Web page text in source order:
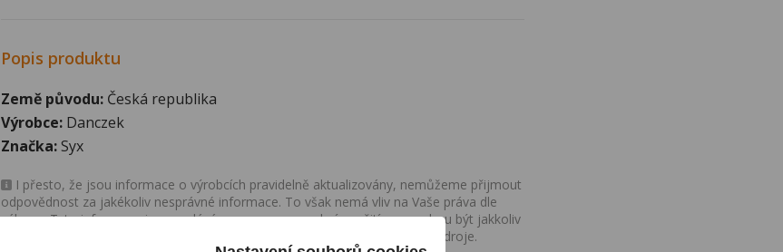
Popis produktu
Země původu: Česká republika
Výrobce: Danczek
Značka:Syx
I přesto, že jsou informace o výrobcích pravidelně aktualizovány, nemůžeme přijmout
odpovědnost za jakékoliv nesprávné informace. To však nemá vliv na Vaše práva dle
zákona. Tyto informace jsou podávány pouze pro osobní použití a nemohou být jakkoliv
kopírovány bez předchozího souhlasu DonPealo ani bez řádného uvedení zdroje.